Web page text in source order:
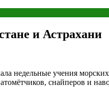
и Астрахани
учения морских
снайперов и